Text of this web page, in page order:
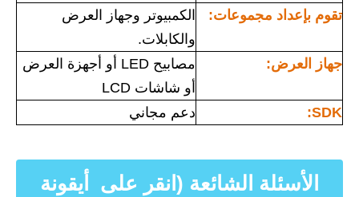
تقوم بإعداد مجموعات:
الكمبيوتر وجهاز العرض
والكابلات.
جهاز العرض:
مصابيح LED أو أجهزة العرض
أو شاشات LCD
SDK:
دعم مجاني
الأسئلة الشائعة (انقر على أيقونة